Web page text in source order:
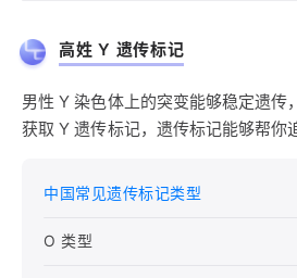
高姓 Y 遗传标记
男性 Y 染色体上的突变能够稳定遗传
获取 Y 遗传标记，遗传标记能够帮你
中国常见遗传标记类型
O 类型